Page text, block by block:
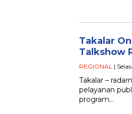
Takalar
Talkshow
REGIONAL |
Takalar –
pelayanan
program…